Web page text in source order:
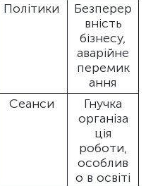
Політики
Безперер
вність
бізнесу,
аварійне
перемик
ання
Сеанси
Гнучка
організа
ція
роботи,
особлив
о в освіті